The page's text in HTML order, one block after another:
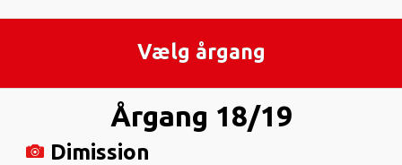
Vælg årgang
Årgang 18/19
Dimission